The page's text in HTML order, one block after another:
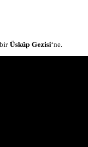
Üsküp Gezisi‘ne.